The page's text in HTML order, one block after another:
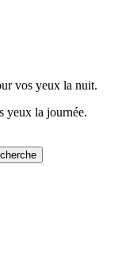
vos yeux la nuit.
yeux la journée.